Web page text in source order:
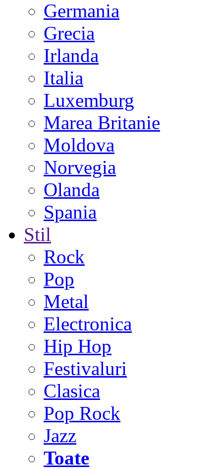
Germania
Grecia
Irlanda
Italia
Luxemburg
Marea Britanie
Moldova
Norvegia
Olanda
Spania
Stil
Rock
Pop
Metal
Electronica
Hip Hop
Festivaluri
Clasica
Pop Rock
Jazz
Toate